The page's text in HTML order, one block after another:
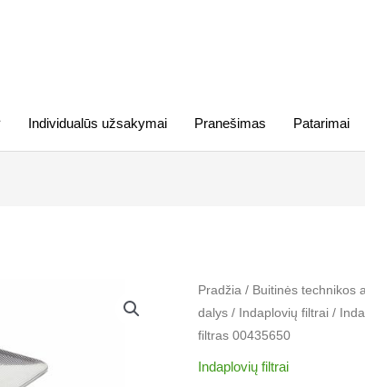
Individualūs užsakymai Pranešimas Patarimai
Pradžia / Buitinės technikos
dalys / Indaplovių filtrai​ /
filtras 00435650
Indaplovių filtrai​
produkto
kiekis:
Indaplovės
BOSCH,